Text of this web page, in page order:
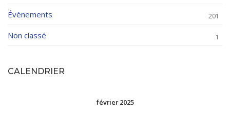
Évènements 201
Non classé 1
CALENDRIER
février 2025